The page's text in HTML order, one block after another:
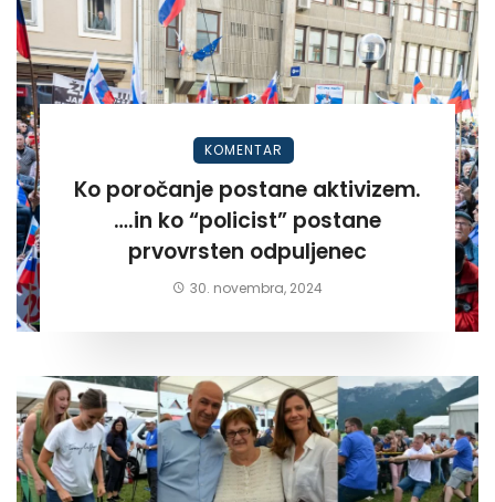
KOMENTAR
Ko poročanje postane aktivizem.
….in ko “policist” postane
prvovrsten odpuljenec
30. novembra, 2024